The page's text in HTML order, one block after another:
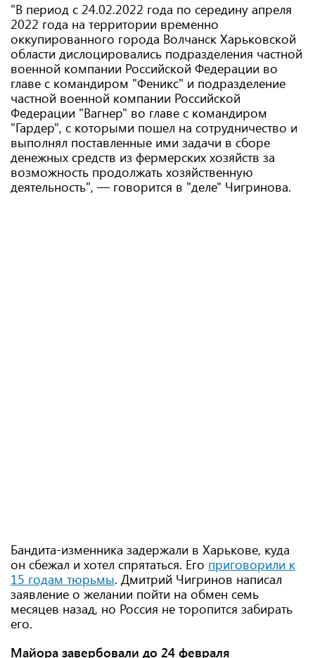
"В период с 24.02.2022 года по середину апреля
2022 года на территории временно
оккупированного города Волчанск Харьковской
области дислоцировались подразделения частной
военной компании Российской Федерации во
главе с командиром "Феникс" и подразделение
частной военной компании Российской
Федерации "Вагнер" во главе с командиром
"Гардер", с которыми пошел на сотрудничество и
выполнял поставленные ими задачи в сборе
денежных средств из фермерских хозяйств за
возможность продолжать хозяйственную
деятельность", — говорится в "деле" Чигринова.
Бандита-изменника задержали в Харькове, куда
он сбежал и хотел спрятаться. Его приговорили к
15 годам тюрьмы. Дмитрий Чигринов написал
заявление о желании пойти на обмен семь
месяцев назад, но Россия не торопится забирать
его.
Майора завербовали до 24 февраля